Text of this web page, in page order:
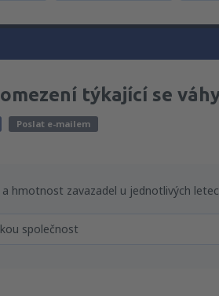
týkající se
Poslat e-mailem
hmotnost zavazadel u jednotlivých
společnost